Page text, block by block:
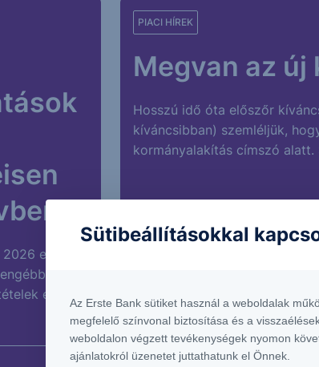
első
és a
Megvan az új
PIACI HÍREK
Hosszú idő óta előszőr
kíváncsibban) szemléljük,
kormányalakítás címszó alatt.
Sütibeállításokkal
Az Erste Bank sütiket használ a weboldalak
megfelelő színvonal biztosítása és a
weboldalon végzett tevékenységek nyomon
ajánlatokról üzenetet juttathatunk el Önnek.